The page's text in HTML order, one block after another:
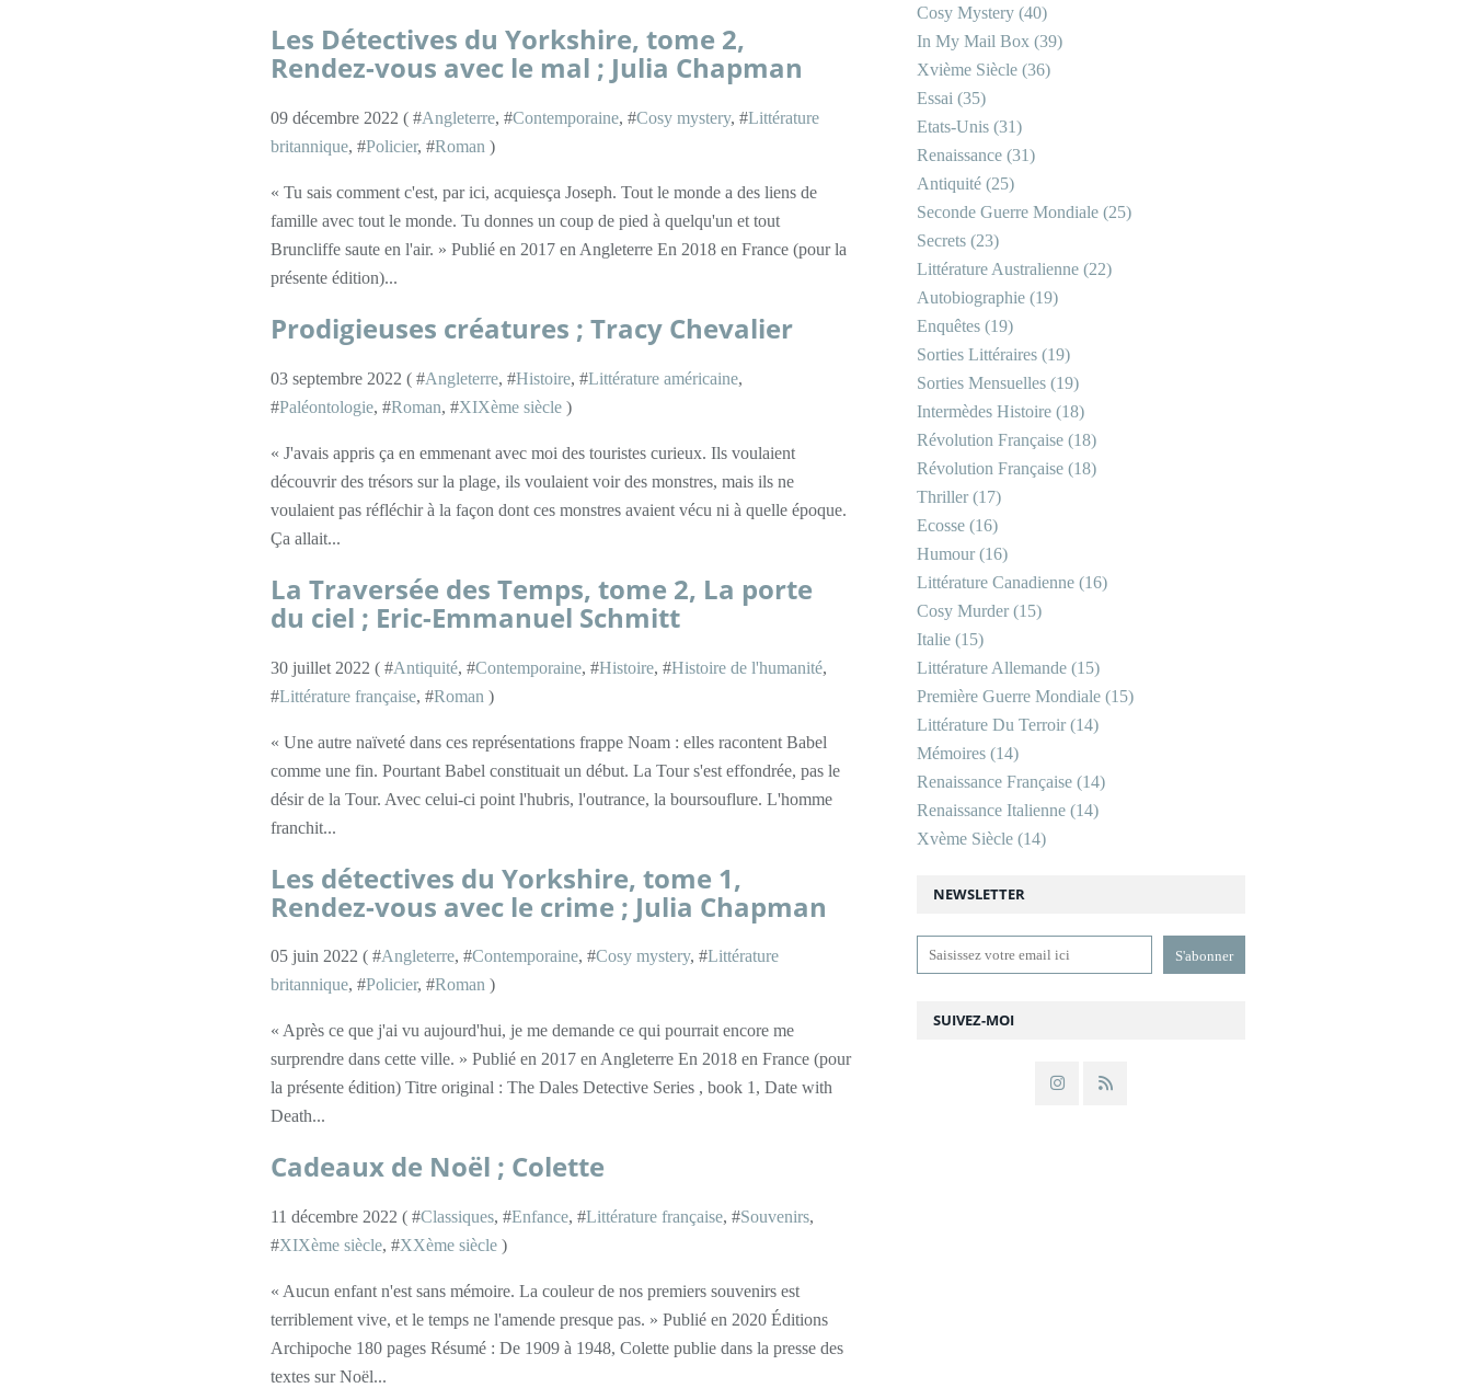
Les Détectives du Yorkshire, tome 2,
Rendez-vous avec le mal ; Julia Chapman
09 décembre 2022 ( #Angleterre, #Contemporaine, #Cosy mystery, #Littérature
britannique, #Policier, #Roman )
« Tu sais comment c'est, par ici, acquiesça Joseph. Tout le monde a des liens de
famille avec tout le monde. Tu donnes un coup de pied à quelqu'un et tout
Bruncliffe saute en l'air. » Publié en 2017 en Angleterre En 2018 en France (pour la
présente édition)...
Prodigieuses créatures ; Tracy Chevalier
03 septembre 2022 ( #Angleterre, #Histoire, #Littérature américaine,
#Paléontologie, #Roman, #XIXème siècle )
« J'avais appris ça en emmenant avec moi des touristes curieux. Ils voulaient
découvrir des trésors sur la plage, ils voulaient voir des monstres, mais ils ne
voulaient pas réfléchir à la façon dont ces monstres avaient vécu ni à quelle époque.
Ça allait...
La Traversée des Temps, tome 2, La porte
du ciel ; Eric-Emmanuel Schmitt
30 juillet 2022 ( #Antiquité, #Contemporaine, #Histoire, #Histoire de l'humanité,
#Littérature française, #Roman )
« Une autre naïveté dans ces représentations frappe Noam : elles racontent Babel
comme une fin. Pourtant Babel constituait un début. La Tour s'est effondrée, pas le
désir de la Tour. Avec celui-ci point l'hubris, l'outrance, la boursouflure. L'homme
franchit...
Les détectives du Yorkshire, tome 1,
Rendez-vous avec le crime ; Julia Chapman
05 juin 2022 ( #Angleterre, #Contemporaine, #Cosy mystery, #Littérature
britannique, #Policier, #Roman )
« Après ce que j'ai vu aujourd'hui, je me demande ce qui pourrait encore me
surprendre dans cette ville. » Publié en 2017 en Angleterre En 2018 en France (pour
la présente édition) Titre original : The Dales Detective Series , book 1, Date with
Death...
Cadeaux de Noël ; Colette
11 décembre 2022 ( #Classiques, #Enfance, #Littérature française, #Souvenirs,
#XIXème siècle, #XXème siècle )
« Aucun enfant n'est sans mémoire. La couleur de nos premiers souvenirs est
terriblement vive, et le temps ne l'amende presque pas. » Publié en 2020 Éditions
Archipoche 180 pages Résumé : De 1909 à 1948, Colette publie dans la presse des
textes sur Noël...
NEWSLETTER
SUIVEZ-MOI
Cosy Mystery (40)
In My Mail Box (39)
Xvième Siècle (36)
Essai (35)
Etats-Unis (31)
Renaissance (31)
Antiquité (25)
Seconde Guerre Mondiale (25)
Secrets (23)
Littérature Australienne (22)
Autobiographie (19)
Enquêtes (19)
Sorties Littéraires (19)
Sorties Mensuelles (19)
Intermèdes Histoire (18)
Révolution Française (18)
Révolution Française (18)
Thriller(17)
Ecosse (16)
Humour(16)
Littérature Canadienne (16)
Cosy Murder(15)
Italie (15)
Littérature Allemande (15)
Première Guerre Mondiale (15)
Littérature Du Terroir(14)
Mémoires (14)
Renaissance Française (14)
Renaissance Italienne (14)
Xvème Siècle (14)